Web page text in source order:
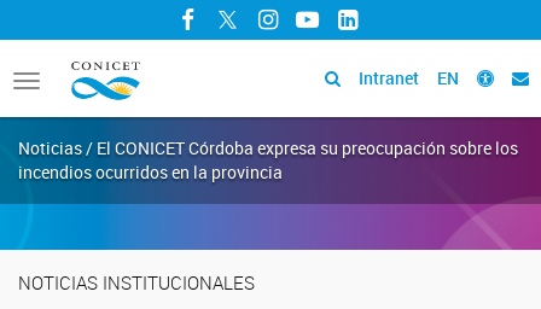
Facebook
TwitterInstagram
YouTubeLinkedIn
Toggle
navigation
Intranet EN
Noticias / El CONICET Córdoba expresa su preocupación sobre los
incendios ocurridos en la provincia
NOTICIAS INSTITUCIONALES